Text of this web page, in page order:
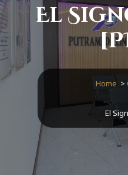
El
Home >
El